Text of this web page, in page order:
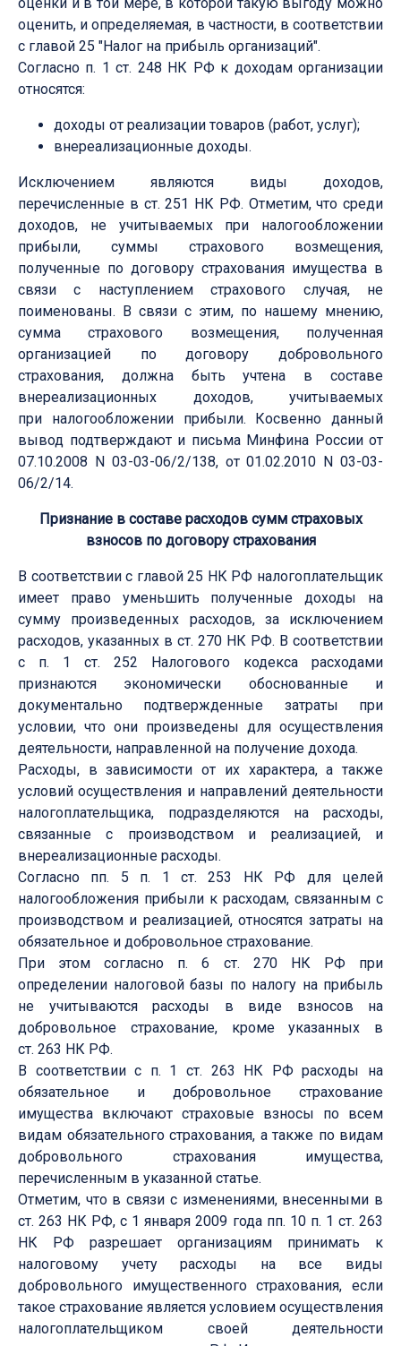
оценить, и определяемая, в частности, в соответствии
с главой 25 "Налог на прибыль организаций".
Согласно п. 1 ст. 248 НК РФ к доходам организации
относятся:
доходы от реализации товаров (работ, услуг);
внереализационные доходы.
Исключением являются виды доходов,
перечисленные в ст. 251 НК РФ. Отметим, что среди
доходов, не учитываемых при налогообложении
прибыли, суммы страхового возмещения,
полученные по договору страхования имущества в
связи с наступлением страхового случая, не
поименованы. В связи с этим, по нашему мнению,
сумма страхового возмещения, полученная
организацией по договору добровольного
страхования, должна быть учтена в составе
внереализационных доходов, учитываемых
при налогообложении прибыли. Косвенно данный
вывод подтверждают и письма Минфина России от
07.10.2008 N 03-03-06/2/138, от 01.02.2010 N 03-03-
06/2/14.
Признание в составе расходов сумм страховых
взносов по договору страхования
В соответствии с главой 25 НК РФ налогоплательщик
имеет право уменьшить полученные доходы на
сумму произведенных расходов, за исключением
расходов, указанных в ст. 270 НК РФ. В соответствии
с п. 1 ст. 252 Налогового кодекса расходами
признаются экономически обоснованные и
документально подтвержденные затраты при
условии, что они произведены для осуществления
деятельности, направленной на получение дохода.
Расходы, в зависимости от их характера, а также
условий осуществления и направлений деятельности
налогоплательщика, подразделяются на расходы,
связанные с производством и реализацией, и
внереализационные расходы.
Согласно пп. 5 п. 1 ст. 253 НК РФ для целей
налогообложения прибыли к расходам, связанным с
производством и реализацией, относятся затраты на
обязательное и добровольное страхование.
При этом согласно п. 6 ст. 270 НК РФ при
определении налоговой базы по налогу на прибыль
не учитываются расходы в виде взносов на
добровольное страхование, кроме указанных в
ст. 263 НК РФ.
В соответствии с п. 1 ст. 263 НК РФ расходы на
обязательное и добровольное страхование
имущества включают страховые взносы по всем
видам обязательного страхования, а также по видам
добровольного страхования имущества,
перечисленным в указанной статье.
Отметим, что в связи с изменениями, внесенными в
ст. 263 НК РФ, с 1 января 2009 года пп. 10 п. 1 ст. 263
НК РФ разрешает организациям принимать к
налоговому учету расходы на все виды
добровольного имущественного страхования, если
такое страхование является условием осуществления
налогоплательщиком своей деятельности